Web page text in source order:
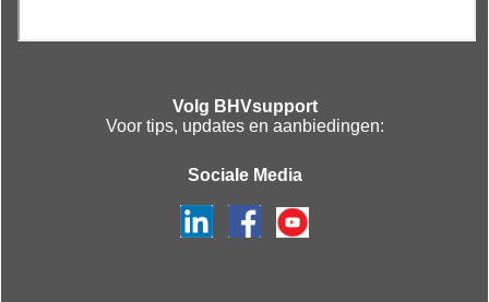
Volg BHVsupport
Voor tips, updates en aanbiedingen:
Sociale Media